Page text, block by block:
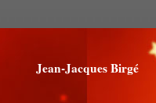
Jean-Jacques Birgé